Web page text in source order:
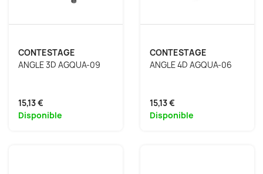
CONTESTAGE
ANGLE 3D AGQUA-09
15,13 €
Disponible
CONTESTAGE
ANGLE 4D AGQUA-06
15,13 €
Disponible